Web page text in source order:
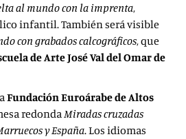
al mundo con la imprenta,
infantil. También será visible
con grabados calcográficos, que
de Arte José Val del Omar de
Fundación Euroárabe de Altos
redondaMiradas cruzadas
y España. Los idiomas